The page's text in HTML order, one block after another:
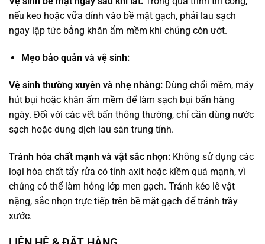
nếu keo hoặc vữa dính vào bề mặt gạch, phải lau sạch
ngay lập tức bằng khăn ẩm mềm khi chúng còn ướt.
Mẹo bảo quản và vệ sinh:
Vệ sinh thường xuyên và nhẹ nhàng: Dùng chổi mềm, máy
hút bụi hoặc khăn ẩm mềm để làm sạch bụi bẩn hàng
ngày. Đối với các vết bẩn thông thường, chỉ cần dùng nước
sạch hoặc dung dịch lau sàn trung tính.
Tránh hóa chất mạnh và vật sắc nhọn: Không sử dụng các
loại hóa chất tẩy rửa có tính axit hoặc kiềm quá mạnh, vì
chúng có thể làm hỏng lớp men gạch. Tránh kéo lê vật
nặng, sắc nhọn trực tiếp trên bề mặt gạch để tránh trầy
xước.